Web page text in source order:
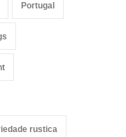
Portugal
rustica